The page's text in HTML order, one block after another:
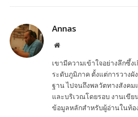
Annas
Website
เขามีความเข้าใจอย่างลึกซึ้ง
ระดับภูมิภาค ตั้งแต่การวาง
ฐาน ไปจนถึงพลวัตทางสังคม
และบริเวณโดยรอบ งานเขีย
ข้อมูลหลักสำหรับผู้อ่านในท้อ